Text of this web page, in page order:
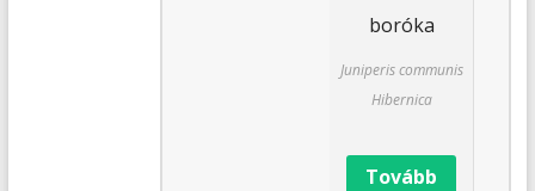
boróka
Juniperis communis
Hibernica
Tovább